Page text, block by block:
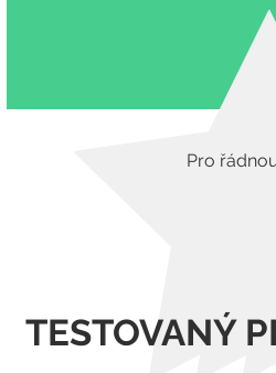
Pro
TESTOVANÝ